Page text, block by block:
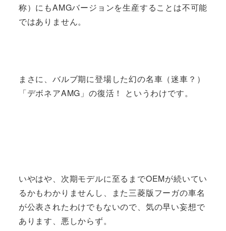
称）にもAMGバージョンを生産することは不可能
ではありません。
まさに、バルブ期に登場した幻の名車（迷車？）
「デボネアAMG」の復活！ というわけです。
いやはや、次期モデルに至るまでOEMが続いてい
るかもわかりませんし、また三菱版フーガの車名
が公表されたわけでもないので、気の早い妄想で
あります、悪しからず。